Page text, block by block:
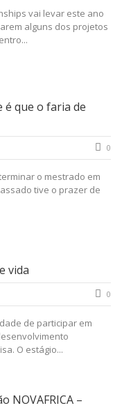
vai levar este ano
alguns dos projetos
é que o faria de
0
o mestrado em
tive o prazer de
vida
0
de participar em
O estágio...
NOVAFRICA –